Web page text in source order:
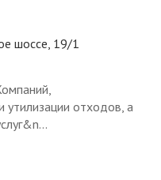
шоссе, 19/1
утилизации отходов, а